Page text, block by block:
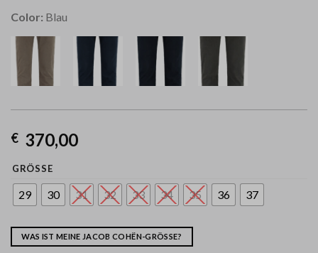
Color: Blau
€ 370,00
GRÖSSE
29 30 31 32 33 34 35 36 37
WAS IST MEINE JACOB COHËN-GRÖSSE?